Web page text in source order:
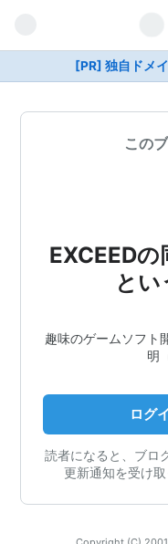
[PR] 独自ドメ
この
EXCEED
とい
趣味のゲームソフト
明
ログ
読者になると、ブロ
更新通知を受け